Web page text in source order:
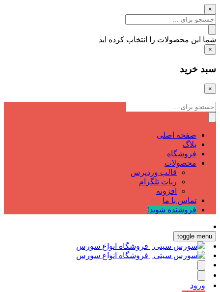
×
شما این محصولات را انتخاب کرده اید
×
سبد خرید
×
صفحه اصلی
بلاگ
فروشگاه
محصولات
قالب وردپرس
ربات تلگرام
افزونه
تماس با ما
فروشنده شوید!
toggle menu
ورود